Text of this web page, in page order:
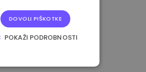
DOVOLI PIŠKOTKE
POKAŽI PODROBNOSTI